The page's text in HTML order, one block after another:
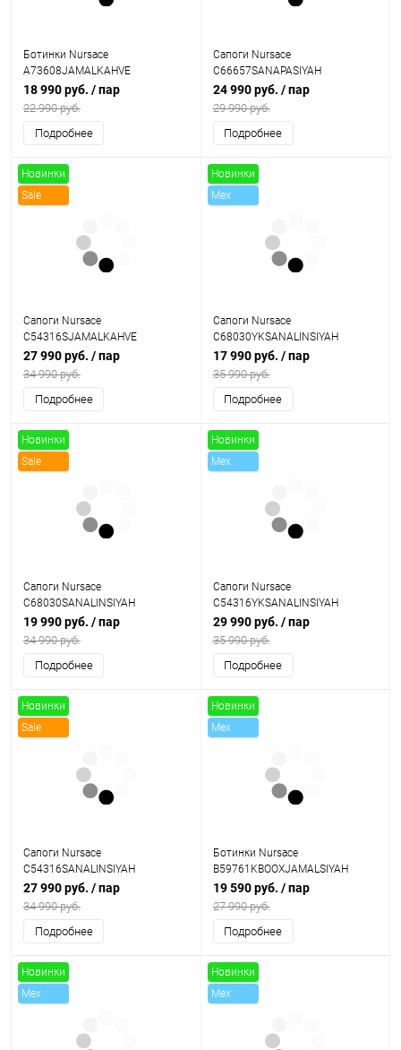
Ботинки Nursace
A73608JAMALKAHVE
18 990 руб. / пар
22 990 руб.
Подробнее
Сапоги Nursace
C66657SANAPASIYAH
24 990 руб. / пар
29 990 руб.
Подробнее
Новинки
Sale
Сапоги Nursace
C54316SJAMALKAHVE
27 990 руб. / пар
34 990 руб.
Подробнее
Новинки
Mex
Сапоги Nursace
C68030YKSANALINSIYAH
17 990 руб. / пар
35 990 руб.
Подробнее
Новинки
Sale
Сапоги Nursace
C68030SANALINSIYAH
19 990 руб. / пар
34 990 руб.
Подробнее
Новинки
Mex
Сапоги Nursace
C54316YKSANALINSIYAH
29 990 руб. / пар
35 990 руб.
Подробнее
Новинки
Sale
Сапоги Nursace
C54316SANALINSIYAH
27 990 руб. / пар
34 990 руб.
Подробнее
Новинки
Mex
Ботинки Nursace
B59761KBOOXJAMALSIYAH
19 590 руб. / пар
27 990 руб.
Подробнее
Новинки
Mex
Новинки
Mex